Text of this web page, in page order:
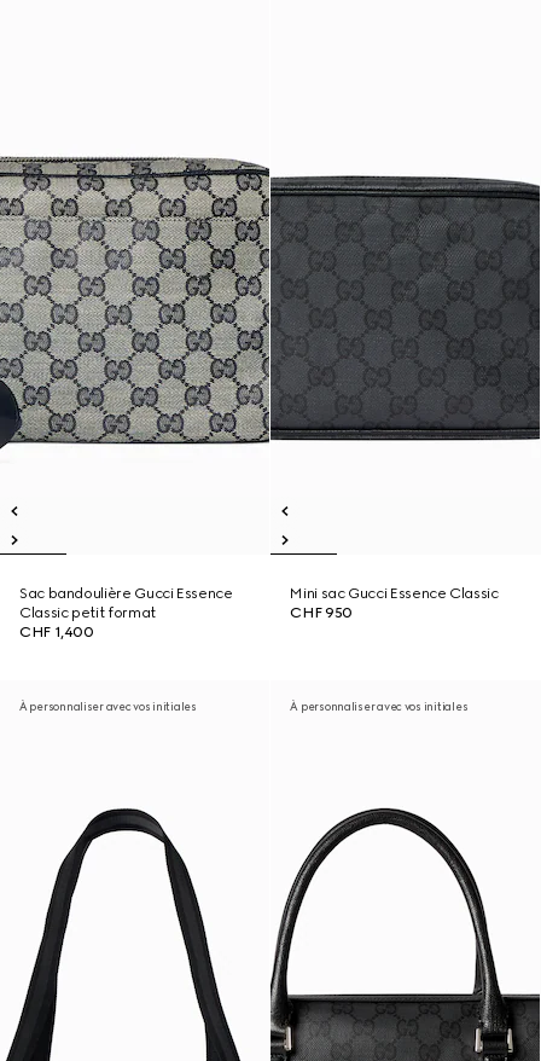
Sac bandoulière Gucci Essence
Classic petit format
CHF 1,400
Mini sac Gucci Essence Classic
CHF 950
À personnaliser avec vos initiales À personnaliser avec vos initiales